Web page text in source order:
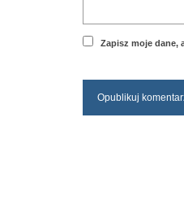
Zapisz moje dane,